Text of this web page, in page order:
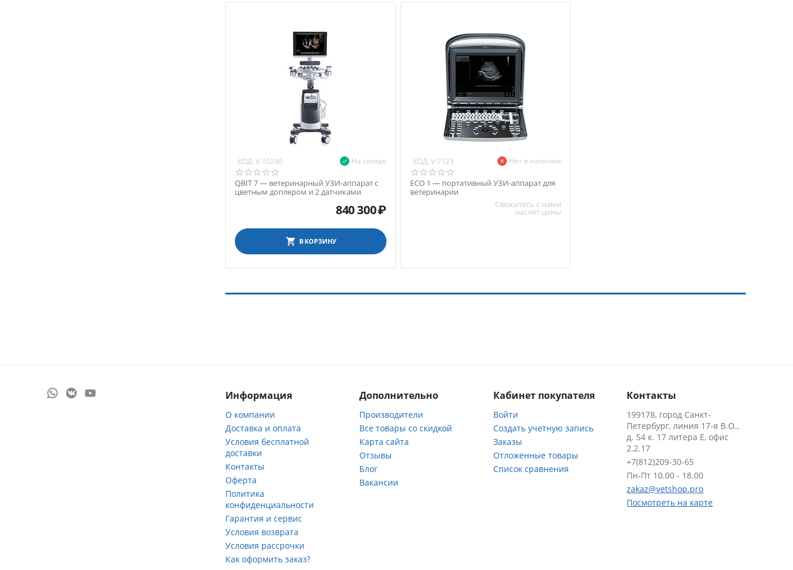
КОД: V-10240 На складе
QBIT 7 — ветеринарный УЗИ-аппарат с
цветным доплером и 2 датчиками
840 300₽
В КОРЗИНУ
КОД: V-7123 Нет в наличии
ECO 1 — портативный УЗИ-аппарат для
ветеринарии
Свяжитесь с нами
насчёт цены
Информация
О компании
Доставка и оплата
Условия бесплатной
доставки
Контакты
Оферта
Политика
конфиденциальности
Гарантия и сервис
Условия возврата
Условия рассрочки
Как оформить заказ?
Дополнительно
Производители
Все товары со скидкой
Карта сайта
Отзывы
Блог
Вакансии
Кабинет покупателя
Войти
Создать учетную запись
Заказы
Отложенные товары
Список сравнения
Контакты
199178, город Санкт-
Петербург, линия 17-я В.О.,
д. 54 к. 17 литера Е, офис
2.2.17
+7(812)209-30-65
Пн-Пт 10.00 - 18.00
zakaz@vetshop.pro
Посмотреть на карте